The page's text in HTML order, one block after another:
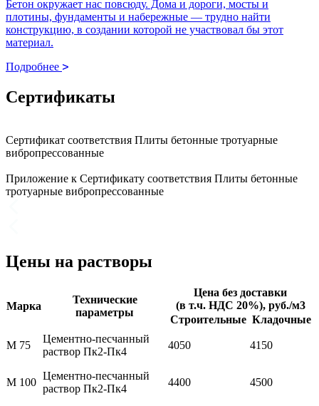
Бетон окружает нас повсюду. Дома и дороги, мосты и
плотины, фундаменты и набережные — трудно найти
конструкцию, в создании которой не участвовал бы этот
материал.
Подробнее
Сертификаты
Сертификат соответствия Плиты бетонные тротуарные
вибропрессованные
Приложение к Сертификату соответствия Плиты бетонные
тротуарные вибропрессованные
Цены на растворы
Марка
Технические
параметры
Цена без доставки
(в т.ч. НДС 20%), руб./м3
Строительные Кладочные
М 75
Цементно-песчанный
раствор Пк2-Пк4
4050 4150
М 100
Цементно-песчанный
раствор Пк2-Пк4
4400 4500